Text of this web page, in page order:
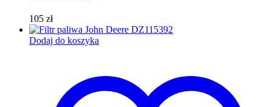
105 zł
Dodaj do koszyka